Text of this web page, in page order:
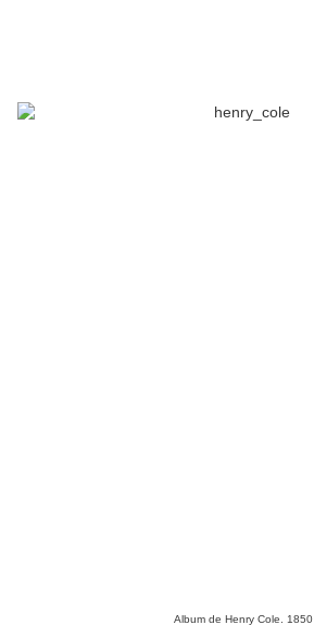
Album de Henry Cole. 1850